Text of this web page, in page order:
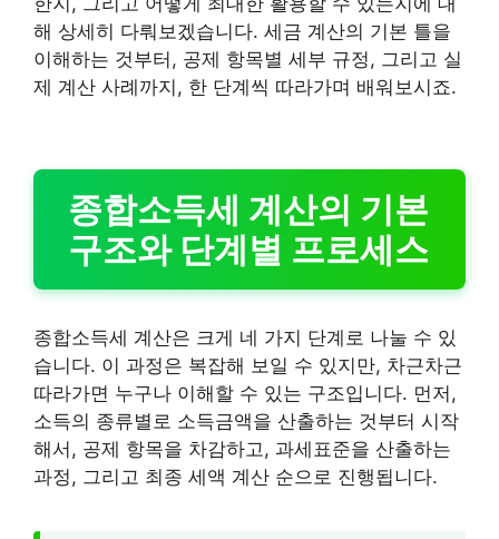
해 상세히 다뤄보겠습니다. 세금 계산의 기본 틀을
이해하는 것부터, 공제 항목별 세부 규정, 그리고 실
제 계산 사례까지, 한 단계씩 따라가며 배워보시죠.
종합소득세 계산의 기본
구조와 단계별 프로세스
종합소득세 계산은 크게 네 가지 단계로 나눌 수 있
습니다. 이 과정은 복잡해 보일 수 있지만, 차근차근
따라가면 누구나 이해할 수 있는 구조입니다. 먼저,
소득의 종류별로 소득금액을 산출하는 것부터 시작
해서, 공제 항목을 차감하고, 과세표준을 산출하는
과정, 그리고 최종 세액 계산 순으로 진행됩니다.